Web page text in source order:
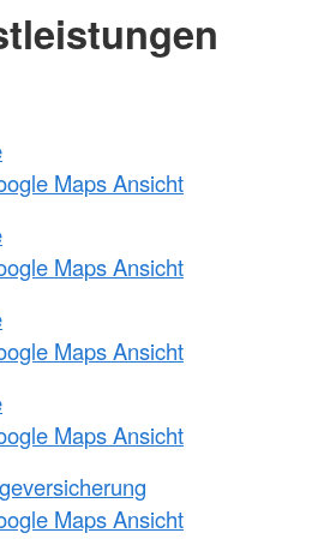
Maps Ansicht
Maps Ansicht
Maps Ansicht
Maps Ansicht
Maps Ansicht